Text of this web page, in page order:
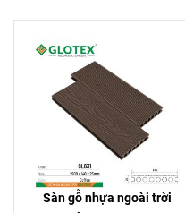
Sàn gỗ nhựa ngoài trời